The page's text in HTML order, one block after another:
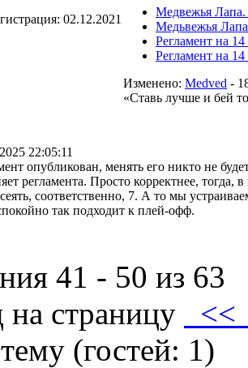
02.12.2021
Медвежья
Медьвежья
Регламент на
Регламент на
Изменено: Medved -
«Ставь лучше и бей
22:05:11
опубликован, менять его никто не
регламента. Просто корректнее,
соответственно, 7. А то мы
так подходит к плей-офф.
41 - 50 из 63
на страницу
(гостей: 1)